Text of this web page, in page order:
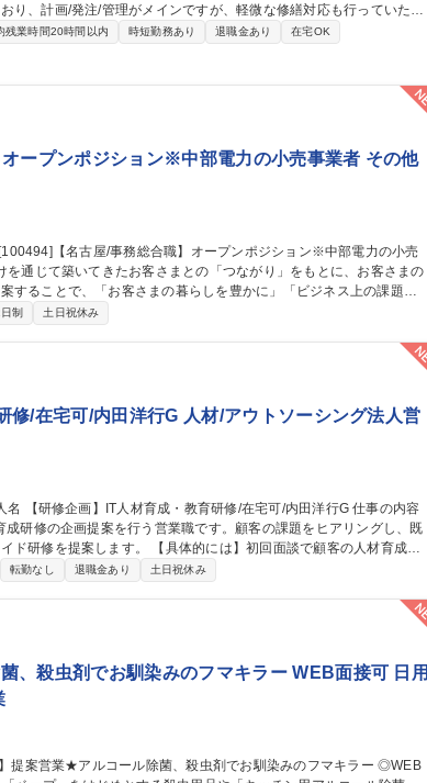
り、計画/発注/管理がメインですが、軽微な修繕対応も行っていただ
・環境
残業時間20時間以内 時短勤務あり 退職金あり
在宅OK
ープンポジション※中部電力の小売事業者 その他
することで、「お客さまの暮らしを豊かに」「ビジネス上の課題解
ービス部門/ガス営業部門/サステナブル社会推進部門/電力調達・需給
制 土日祝休み
修/在宅可/内田洋行G 人材/アウトソーシング法人営
研修の企画提案を行う営業職です。顧客の課題をヒアリングし、既
的には】初回面談で顧客の人材育成課
ミング研修等のIT教育サービスを提案します。既存商材50%、オーダ
転勤なし 退職金あり 土日祝休み
、殺虫剤でお馴染みのフマキラー WEB面接可 日用